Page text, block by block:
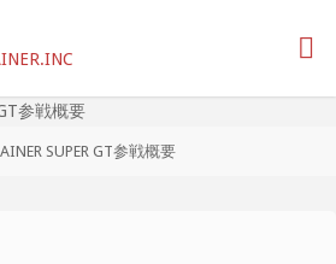
SUPER GT参戦概要